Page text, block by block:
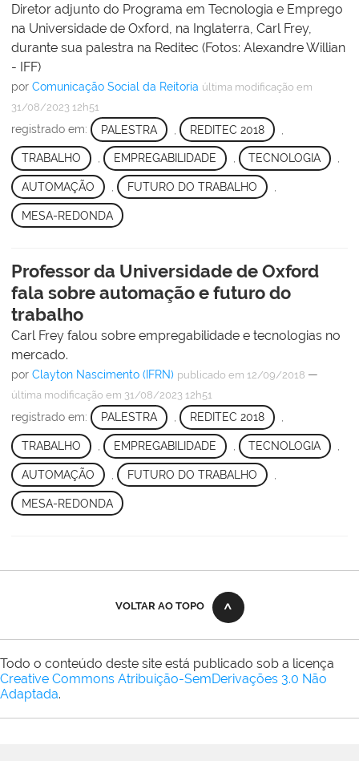
Diretor adjunto do Programa em Tecnologia e Emprego
na Universidade de Oxford, na Inglaterra, Carl Frey,
durante sua palestra na Reditec (Fotos: Alexandre Willian
- IFF)
por Comunicação Social da Reitoria última modificação em
31/08/2023 12h51
registrado em: PALESTRA REDITEC 2018
TRABALHO , EMPREGABILIDADE , TECNOLOGIA ,
AUTOMAÇÃO FUTURO DO TRABALHO
MESA-REDONDA
Professor da Universidade de Oxford
fala sobre automação e futuro do
trabalho
Carl Frey falou sobre empregabilidade e tecnologias no
mercado.
por Clayton Nascimento (IFRN) publicado em 12/09/2018 —
última modificação em 31/08/2023 12h51
registrado em: PALESTRA , REDITEC 2018 ,
TRABALHO EMPREGABILIDADE TECNOLOGIA
AUTOMAÇÃO FUTURO DO TRABALHO
MESA-REDONDA
VOLTAR AO TOPO
Todo o conteúdo deste site está publicado sob a licença
Creative Commons Atribuição-SemDerivações 3.0 Não
Adaptada.